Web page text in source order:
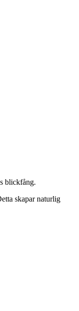
blickfång.
skapar naturlig